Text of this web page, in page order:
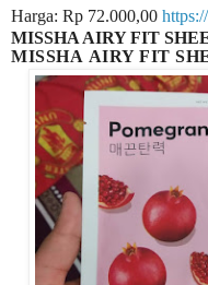
Harga: Rp 72.000,00
MISSHA AIRY FIT
MISSHA AIRY FIT